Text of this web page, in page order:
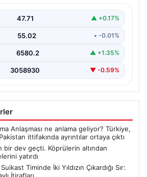
47.71 ▲ +0.17%
55.02 • -0.01%
6580.2 ▲ +1.35%
3058930 ▼ -0.59%
Anlaşması ne anlama geliyor? Türkiye,
ittifakında ayrıntılar ortaya çıktı
bir dev geçti. Köprülerin altından
yatırdı
Timinde İki Yıldızın Çıkardığı Sır: